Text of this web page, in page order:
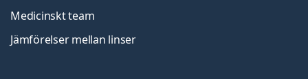
Medicinskt team
Jämförelser mellan linser